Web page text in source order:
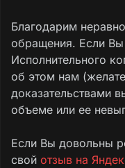
Благодарим
обращения. Если
Исполнительного
об этом нам
доказательствами
объеме или ее
Если Вы довольны
свой отзыв на